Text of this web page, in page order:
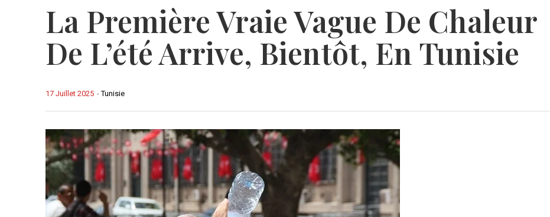
La Première Vraie Vague De Chaleur
De L’été Arrive, Bientôt, En Tunisie
-Tunisie
17 Juillet 2025